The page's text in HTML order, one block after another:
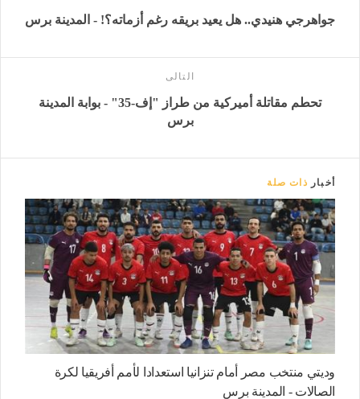
جواهرجي هنيدي.. هل يعيد بريقه رغم أزماته؟! - المدينة برس
التالى
تحطم مقاتلة أميركية من طراز "إف-35" - بوابة المدينة
برس
أخبار ذات صلة
وديتي منتخب مصر أمام تنزانيا استعدادا لأمم أفريقيا لكرة
الصالات - المدينة برس